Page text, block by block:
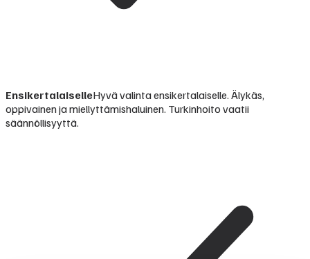
EnsikertalaiselleHyvä valinta ensikertalaiselle. Älykäs,
oppivainen ja miellyttämishaluinen. Turkinhoito vaatii
säännöllisyyttä.